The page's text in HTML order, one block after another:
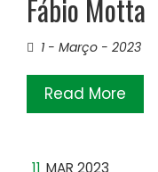
Fábio Motta
1 - Março - 2023
Read More